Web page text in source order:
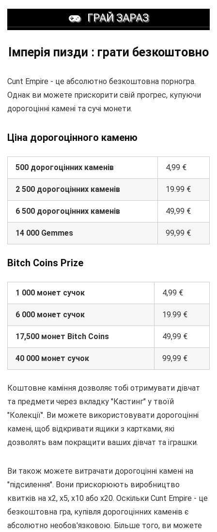
ГРАЙ ЗАРАЗ
Імперія пизди : грати безкоштовно
Cunt Empire - це абсолютно безкоштовна порногра.
Однак ви можете прискорити свій прогрес, купуючи
дорогоцінні камені та сучі монети.
Ціна дорогоцінного каменю
500 дорогоцінних каменів 4,99 €
2 500 дорогоцінних каменів 19.99 €
6 500 дорогоцінних каменів 49,99 €
14 000 Gemmes 99,99 €
Bitch Coins Prize
1 000 монет сучок 4,99 €
6 000 монет сучок 19.99 €
17,500 монет Bitch Coins 49,99 €
40 000 монет сучок 99,99 €
Коштовне каміння дозволяє тобі отримувати дівчат
та предмети через вкладку "Кастинг" у твоїй
"Колекції". Ви можете використовувати дорогоцінні
камені, щоб відкривати ящики з картками, які
дозволять вам покращити ваших дівчат та іграшки.
Ви також можете витрачати дорогоцінні камені на
"підсилення". Вони прискорюють виробництво
квитків на x2, x5, x10 або x20. Оскільки Cunt Empire - це
безкоштовна гра, купівля дорогоцінних каменів є
абсолютно необов'язковою. Більше того, ви можете